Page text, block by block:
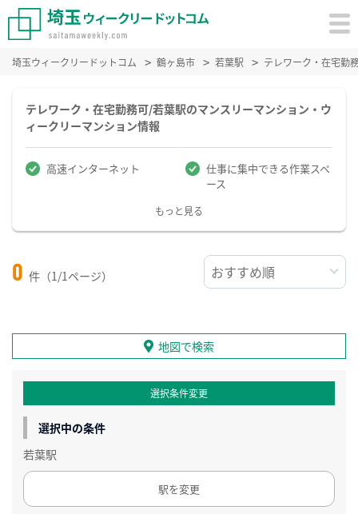
埼玉ウィークリードットコム 鶴ヶ島市 若葉駅 テレワーク・在宅勤
テレワーク・在宅勤務可/若葉駅のマンスリーマンション・ウ
ィークリーマンション情報
高速インターネット
仕事に集中できる作業スペ
ース
もっと見る
0 件（1/1ページ）
地図で検索
選択条件変更
選択中の条件
若葉駅
駅を変更